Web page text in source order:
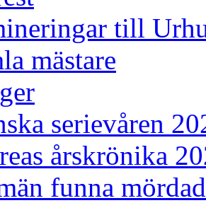
till
mästare
serievåren
årskrönika
funna